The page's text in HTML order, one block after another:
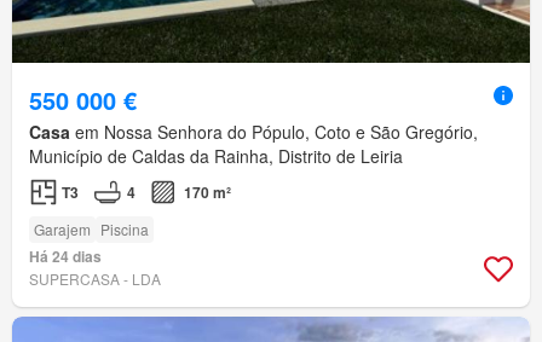
550 000 €
Casa em Nossa Senhora do Pópulo, Coto e São Gregório,
Município de Caldas da Rainha, Distrito de Leiria
T3 4 170 m²
Garajem Piscina
Há 24 dias
SUPERCASA - LDA